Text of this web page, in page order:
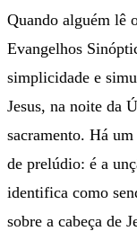
Quando alguém lê
Evangelhos
simplicidade e
Jesus, na noite da
sacramento. Há
de prelúdio: é a
identifica como
sobre a cabeça de